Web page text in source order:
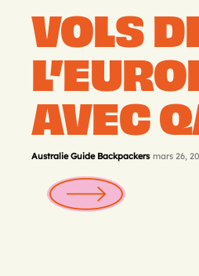
VOLS
AVEC
Australie Guide Backpackers mars 26,